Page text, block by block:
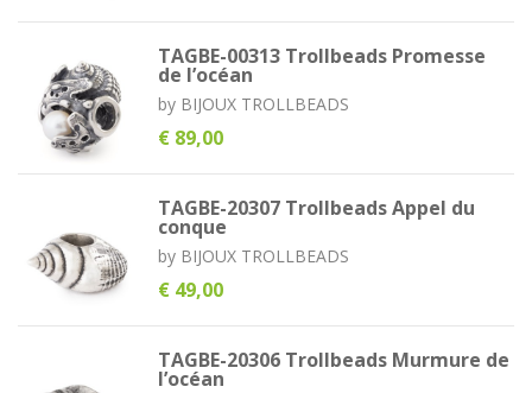
TAGBE-00313 Trollbeads Promesse
de l’océan
by BIJOUX TROLLBEADS
€ 89,00
TAGBE-20307 Trollbeads Appel du
conque
by BIJOUX TROLLBEADS
€ 49,00
TAGBE-20306 Trollbeads Murmure de
l’océan